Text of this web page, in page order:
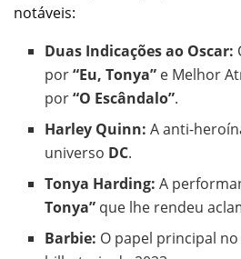
notáveis:
Duas Indicações ao Oscar:
por“Eu, Tonya” e Melhor
por“O Escândalo”.
Harley Quinn: A anti-
universo DC.
Tonya Harding: A
Tonya” que lhe rendeu
Barbie: O papel principal